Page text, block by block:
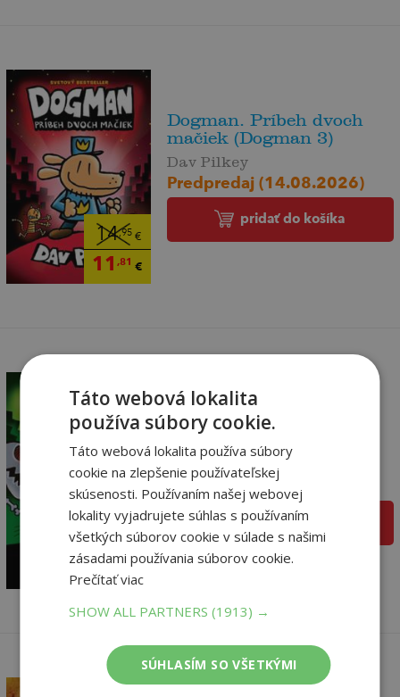
14,95€
11 ,81 €
Dogman. Príbeh dvoch
mačiek (Dogman 3)
Dav Pilkey
Predpredaj (14.08.2026)
pridať do košíka
14,95€
11 ,81€
Dogman. Pustený z
reťaze (Dogman 2)
Dav Pilkey
Predpredaj (14.08.2026)
pridať do košíka
Táto webová lokalita
používa súbory cookie.
Táto webová lokalita používa súbory
cookie na zlepšenie používateľskej
skúsenosti. Používaním našej webovej
lokality vyjadrujete súhlas s používaním
všetkých súborov cookie v súlade s našimi
zásadami používania súborov cookie.
Prečítať viac
SHOW ALL PARTNERS(1913) →
SÚHLASÍM SO VŠETKÝMI